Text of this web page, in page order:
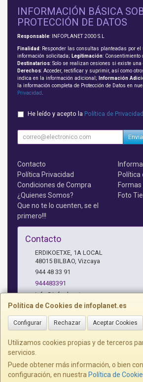
Política de Cookies de infoplanet.es
Configurar Rechazar Aceptar Cookies
Utilizamos cookies propias y de terceros
servicios.
Puede obtener más información, o bien
configuración, en nuestra Política de
INFORMACIÓN BÁSICA
PROTECCIÓN DE DATOS
Responsable: INFOPLANET 2000 S.L
Finalidad: Responder las consultas planteadas por
información solicitada; Legitimación: Consentimiento
Destinatarios: Solo se realizan cesiones si existe
Derechos: Acceder, rectificar y suprimir, así como
indica en la información adicional;
Información
la información completa de Protección de Datos en
Privacidad
He leído y acepto la Política de Privacidad
Contacto
Política Privacidad
Política
Condiciones de Compra
¿Quienes Somos?
Foto
Que no te lo cuenten, se el
primero!!!
Contacto
ERDIKOETXE, 1A LOCAL
48015 BILBAO Vizcaya
944 48 33 91
944483391
info@infoplanet.es
Horario
10 A 14:15 H Y 17:15 A 19:30 H
, , , , España. - C.I.F.: B95075172